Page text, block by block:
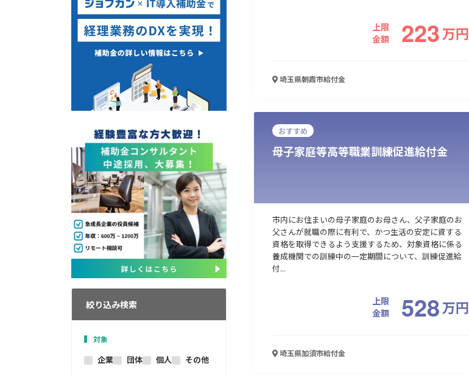
検索
絞り込み検索
対象
企業 団体 個人 その他
上限
金額
223万円
埼玉県朝霞市給付金
おすすめ
母子家庭等高等職業訓練促進給付金
市内にお住まいの母子家庭のお母さん、父子家庭のお
父さんが就職の際に有利で、かつ生活の安定に資する
資格を取得できるよう支援するため、対象資格に係る
養成機関での訓練中の一定期間について、訓練促進給
付...
上限
金額
528万円
埼玉県加須市給付金